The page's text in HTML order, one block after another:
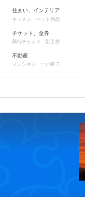
住まい、インテリア
キッチン ペット用品
チケット、金券
興行チケット 割引券
不動産
マンション 一戸建て